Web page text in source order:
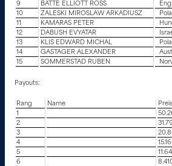
9
BATTE ELLIOTT ROSS
10
ZALESKI MIROSLAW ARKADIUSZ
11
KAMARAS PETER
12
DABUSH EVYATAR
13
KLIS EDWARD MICHAL
14
GASTAGER ALEXANDER
15
SOMMERSTAD RUBEN
Payouts:
Rang Name
1
2
3
4
5
6